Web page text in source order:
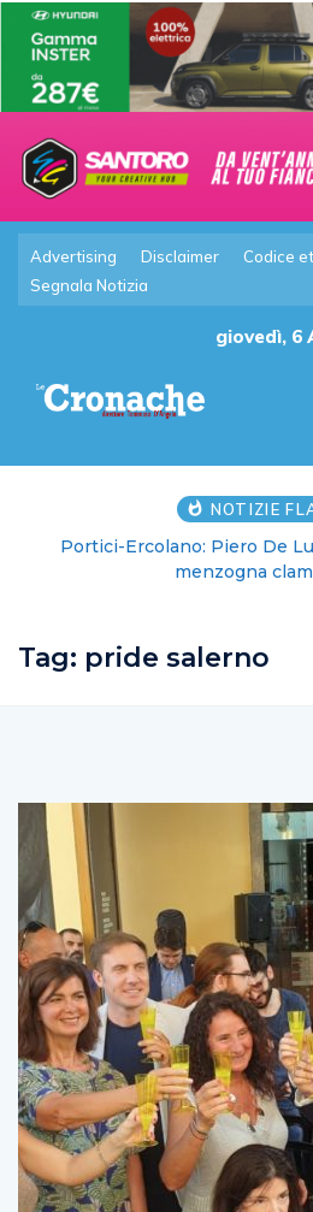
Advertising Disclaimer Codice
Segnala Notizia
giovedì, 6
NOTIZIE
Portici-Ercolano: Piero De
menzogna
Tag: pride salerno